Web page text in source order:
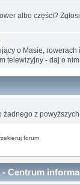
albo części?
o Masie,
telewizyjny - daj o
z powyższych
forum
- Centrum